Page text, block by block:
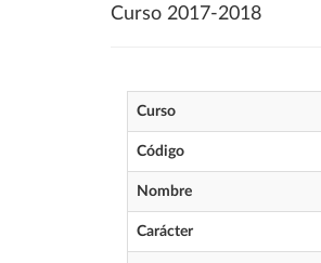
Curso 2017-2018
Curso
Código
Nombre
Carácter